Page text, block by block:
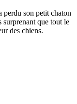
perdu son petit chaton
surprenant que tout le
des chiens.